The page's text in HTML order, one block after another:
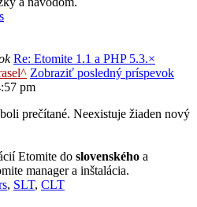
Re: Etomite 1.1 a PHP 5.3.×
Zobraziť posledný príspevok
pm
Etomite do slovenského a
manager a inštalácia.
, SLT, CLT